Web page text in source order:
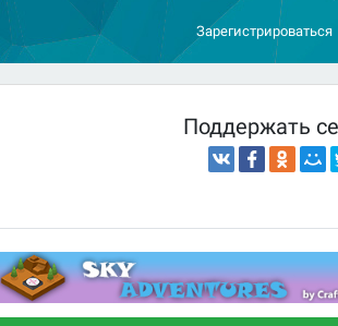
Зарегистрироваться
Поддержать